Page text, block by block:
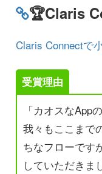
🏆Claris
Claris Connectで
受賞理由
「カオスなApp
我々もここまで
ちなフローです
していただきま